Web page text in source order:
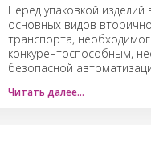
Перед упаковкой
основных видов
транспорта,
конкурентоспособным,
безопасной
Читать далее…